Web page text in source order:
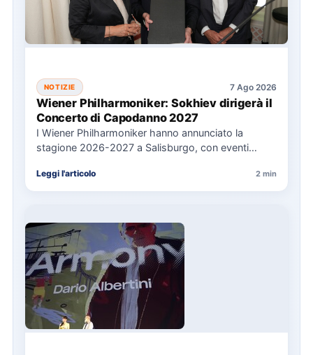
NOTIZIE 7 Ago 2026
Wiener Philharmoniker: Sokhiev dirigerà il
Concerto di Capodanno 2027
I Wiener Philharmoniker hanno annunciato la
stagione 2026-2027 a Salisburgo, con eventi
Leggi l'articolo 2 min